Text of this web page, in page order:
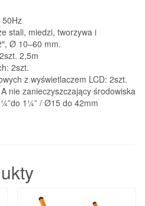
50Hz
stali, miedzi, tworzywa i
Ø 10–60 mm.
2,5m
2szt.
z wyświetlaczem LCD: 2szt.
A nie zanieczyszczający środowiska
1¼” / Ø15 do 42mm